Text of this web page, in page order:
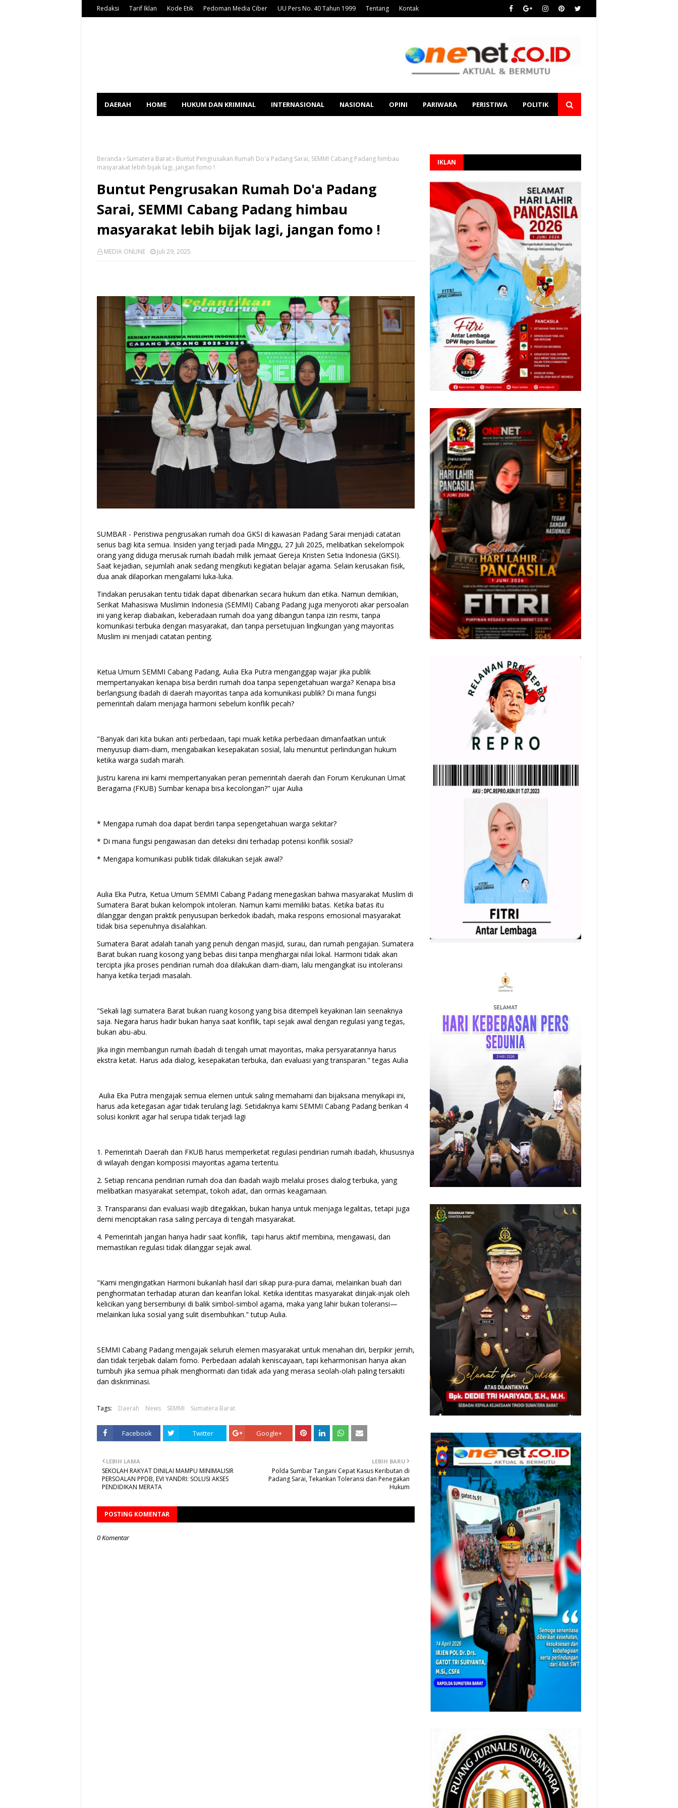
Redaksi Tarif Iklan Kode Etik Pedoman Media Ciber UU Pers No. 40 Tahun 1999 Tentang Kontak
DAERAH HOME HUKUM DAN KRIMINAL INTERNASIONAL NASIONAL OPINI PARIWARA PERISTIWA POLITIK
Beranda Sumatera Barat
Buntut Pengrusakan Rumah Do'a Padang Sarai, SEMMI Cabang Padang himbau
masyarakat lebih bijak lagi, jangan fomo !
Buntut Pengrusakan Rumah Do'a Padang
Sarai, SEMMI Cabang Padang himbau
masyarakat lebih bijak lagi, jangan fomo !
MEDIA ONLINE Juli 29, 2025
SUMBAR - Peristiwa pengrusakan rumah doa GKSI di kawasan Padang Sarai menjadi catatan
serius bagi kita semua. Insiden yang terjadi pada Minggu, 27 Juli 2025, melibatkan sekelompok
orang yang diduga merusak rumah ibadah milik jemaat Gereja Kristen Setia Indonesia (GKSI).
Saat kejadian, sejumlah anak sedang mengikuti kegiatan belajar agama. Selain kerusakan fisik,
dua anak dilaporkan mengalami luka-luka.
Tindakan perusakan tentu tidak dapat dibenarkan secara hukum dan etika. Namun demikian,
Serikat Mahasiswa Muslimin Indonesia (SEMMI) Cabang Padang juga menyoroti akar persoalan
ini yang kerap diabaikan, keberadaan rumah doa yang dibangun tanpa izin resmi, tanpa
komunikasi terbuka dengan masyarakat, dan tanpa persetujuan lingkungan yang mayoritas
Muslim ini menjadi catatan penting.
Ketua Umum SEMMI Cabang Padang, Aulia Eka Putra menganggap wajar jika publik
mempertanyakan kenapa bisa berdiri rumah doa tanpa sepengetahuan warga? Kenapa bisa
berlangsung ibadah di daerah mayoritas tanpa ada komunikasi publik? Di mana fungsi
pemerintah dalam menjaga harmoni sebelum konflik pecah?
"Banyak dari kita bukan anti perbedaan, tapi muak ketika perbedaan dimanfaatkan untuk
menyusup diam-diam, mengabaikan kesepakatan sosial, lalu menuntut perlindungan hukum
ketika warga sudah marah.
Justru karena ini kami mempertanyakan peran pemerintah daerah dan Forum Kerukunan Umat
Beragama (FKUB) Sumbar kenapa bisa kecolongan?" ujar Aulia
* Mengapa rumah doa dapat berdiri tanpa sepengetahuan warga sekitar?
* Di mana fungsi pengawasan dan deteksi dini terhadap potensi konflik sosial?
* Mengapa komunikasi publik tidak dilakukan sejak awal?
Aulia Eka Putra, Ketua Umum SEMMI Cabang Padang menegaskan bahwa masyarakat Muslim di
Sumatera Barat bukan kelompok intoleran. Namun kami memiliki batas. Ketika batas itu
dilanggar dengan praktik penyusupan berkedok ibadah, maka respons emosional masyarakat
tidak bisa sepenuhnya disalahkan.
Sumatera Barat adalah tanah yang penuh dengan masjid, surau, dan rumah pengajian. Sumatera
Barat bukan ruang kosong yang bebas diisi tanpa menghargai nilai lokal. Harmoni tidak akan
tercipta jika proses pendirian rumah doa dilakukan diam-diam, lalu mengangkat isu intoleransi
hanya ketika terjadi masalah.
"Sekali lagi sumatera Barat bukan ruang kosong yang bisa ditempeli keyakinan lain seenaknya
saja. Negara harus hadir bukan hanya saat konflik, tapi sejak awal dengan regulasi yang tegas,
bukan abu-abu.
Jika ingin membangun rumah ibadah di tengah umat mayoritas, maka persyaratannya harus
ekstra ketat. Harus ada dialog, kesepakatan terbuka, dan evaluasi yang transparan." tegas Aulia
Aulia Eka Putra mengajak semua elemen untuk saling memahami dan bijaksana menyikapi ini,
harus ada ketegasan agar tidak terulang lagi. Setidaknya kami SEMMI Cabang Padang berikan 4
solusi konkrit agar hal serupa tidak terjadi lagi
1. Pemerintah Daerah dan FKUB harus memperketat regulasi pendirian rumah ibadah, khususnya
di wilayah dengan komposisi mayoritas agama tertentu.
2. Setiap rencana pendirian rumah doa dan ibadah wajib melalui proses dialog terbuka, yang
melibatkan masyarakat setempat, tokoh adat, dan ormas keagamaan.
3. Transparansi dan evaluasi wajib ditegakkan, bukan hanya untuk menjaga legalitas, tetapi juga
demi menciptakan rasa saling percaya di tengah masyarakat.
4. Pemerintah jangan hanya hadir saat konflik, tapi harus aktif membina, mengawasi, dan
memastikan regulasi tidak dilanggar sejak awal.
"Kami mengingatkan Harmoni bukanlah hasil dari sikap pura-pura damai, melainkan buah dari
penghormatan terhadap aturan dan kearifan lokal. Ketika identitas masyarakat diinjak-injak oleh
kelicikan yang bersembunyi di balik simbol-simbol agama, maka yang lahir bukan toleransi—
melainkan luka sosial yang sulit disembuhkan." tutup Aulia.
SEMMI Cabang Padang mengajak seluruh elemen masyarakat untuk menahan diri, berpikir jernih,
dan tidak terjebak dalam fomo. Perbedaan adalah keniscayaan, tapi keharmonisan hanya akan
tumbuh jika semua pihak menghormati dan tidak ada yang merasa seolah-olah paling tersakiti
dan diskriminasi.
Tags: Daerah News SEMMI Sumatera Barat
Facebook Twitter Google+
LEBIH BARU
Polda Sumbar Tangani Cepat Kasus Keributan di
Padang Sarai, Tekankan Toleransi dan Penegakan
Hukum
LEBIH LAMA
SEKOLAH RAKYAT DINILAI MAMPU MINIMALISIR
PERSOALAN PPDB, EVI YANDRI: SOLUSI AKSES
PENDIDIKAN MERATA
POSTING KOMENTAR
0 Komentar
IKLAN